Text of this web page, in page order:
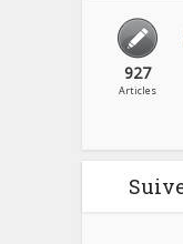
927
Articles